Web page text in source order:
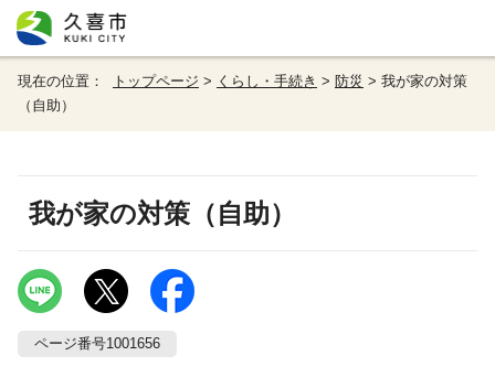
現在の位置： トップページ > くらし・手続き > 防災 > 我が家の対策
（自助）
我が家の対策（自助）
ページ番号1001656